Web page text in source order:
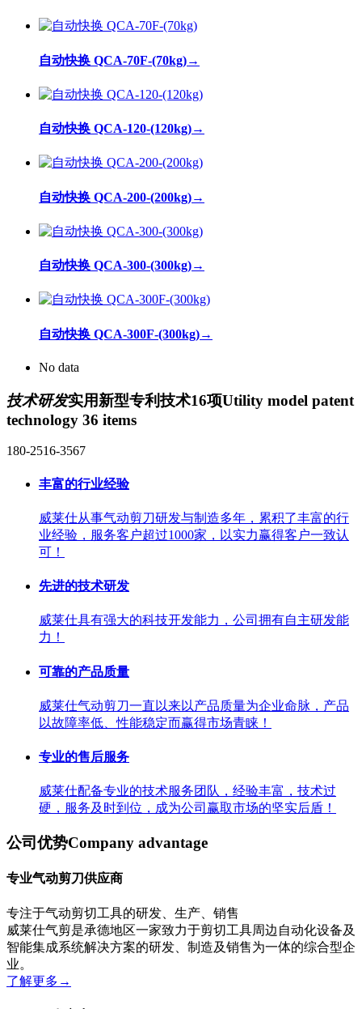
自动快换 QCA-70F-(70kg)→
自动快换 QCA-120-(120kg)→
自动快换 QCA-200-(200kg)→
自动快换 QCA-300-(300kg)→
自动快换 QCA-300F-(300kg)→
No data
技术研发实用新型专利技术16项Utility model patent
technology 36 items
180-2516-3567
丰富的行业经验
威莱仕从事气动剪刀研发与制造多年，累积了丰富的行
业经验，服务客户超过1000家，以实力赢得客户一致认
可！
先进的技术研发
威莱仕具有强大的科技开发能力，公司拥有自主研发能
力！
可靠的产品质量
威莱仕气动剪刀一直以来以产品质量为企业命脉，产品
以故障率低、性能稳定而赢得市场青睐！
专业的售后服务
威莱仕配备专业的技术服务团队，经验丰富，技术过
硬，服务及时到位，成为公司赢取市场的坚实后盾！
公司优势Company advantage
专业气动剪刀供应商
专注于气动剪切工具的研发、生产、销售
威莱仕气剪是承德地区一家致力于剪切工具周边自动化设备及
智能集成系统解决方案的研发、制造及销售为一体的综合型企
业。
了解更多 →